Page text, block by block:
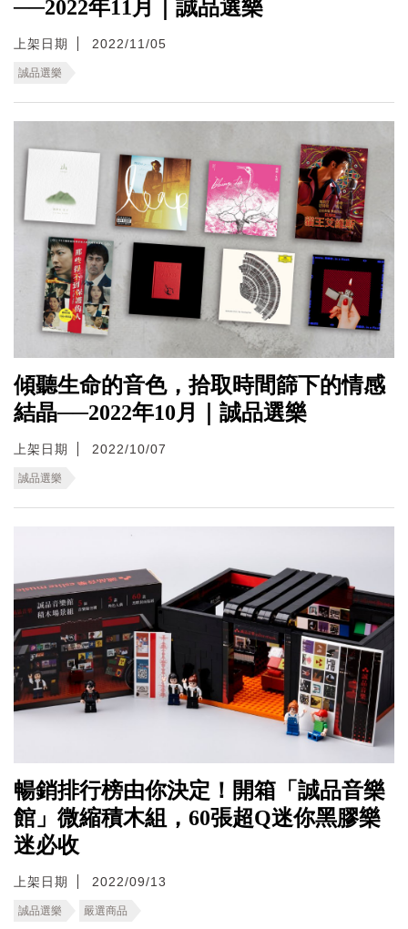
──2022年11月｜誠品選樂
上架日期 2022/11/05
誠品選樂
傾聽生命的音色，拾取時間篩下的情感
結晶──2022年10月｜誠品選樂
上架日期 2022/10/07
誠品選樂
暢銷排行榜由你決定！開箱「誠品音樂
館」微縮積木組，60張超Q迷你黑膠樂
迷必收
上架日期 2022/09/13
誠品選樂 嚴選商品